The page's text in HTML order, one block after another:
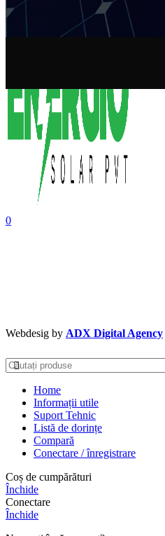
0
0
0
Webdesig by ADX Digital Agency
Home
Informații utile
Suport Tehnic
Listă de dorințe
Compară
Conectare / înregistrare
Coș de cumpărături
Închide
Conectare
Închide